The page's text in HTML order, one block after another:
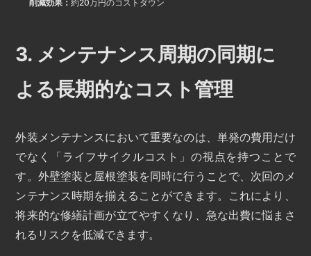
削減効果：約20万円のコストダウン
3. メンテナンス周期の同期に
よる長期的なコスト管理
外装メンテナンスにおいて重要なのは、単発の費用だけ
でなく「ライフサイクルコスト」の視点を持つことで
す。外壁塗装と屋根塗装を同時に行うことで、次回のメ
ンテナンス時期を揃えることができます。これにより、
将来的な修繕計画が立てやすくなり、急な出費に悩まさ
れるリスクを低減できます。